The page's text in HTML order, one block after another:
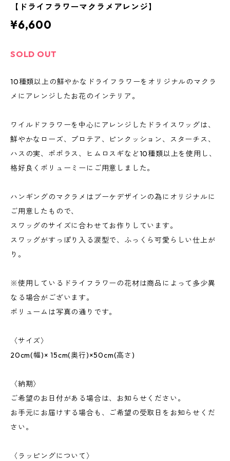
【ドライフラワーマクラメアレンジ】
¥6,600
SOLD OUT
10種類以上の鮮やかなドライフラワーをオリジナルのマクラ
メにアレンジしたお花のインテリア。
ワイルドフラワーを中心にアレンジしたドライスワッグは、
鮮やかなローズ、プロテア、ピンクッション、スターチス、
ハスの実、ポポラス、ヒムロスギなど10種類以上を使用し、
格好良くボリューミーにご用意しました。
ハンギングのマクラメはブーケデザインの為にオリジナルに
ご用意したもので、
スワッグのサイズに合わせてお作りしています。
スワッグがすっぽり入る涙型で、ふっくら可愛らしい仕上が
り。
※使用しているドライフラワーの花材は商品によって多少異
なる場合がございます。
ボリュームは写真の通りです。
〈サイズ〉
20cm(幅)× 15cm(奥行)×50cm(高さ)
〈納期〉
ご希望のお日付がある場合は、お知らせください。
お手元にお届けする場合も、ご希望の受取日をお知らせくだ
さい。
〈ラッピングについて〉